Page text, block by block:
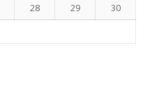
28 29
30